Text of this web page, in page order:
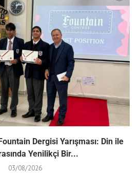
Dergisi Yarışması: Din ile
Yenilikçi Bir...
03/08/2026